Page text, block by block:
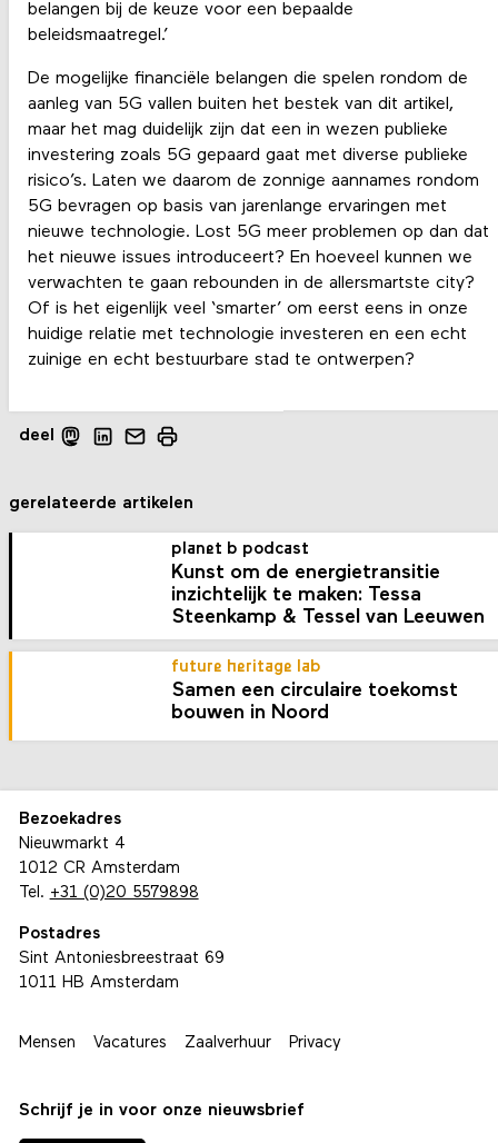
belangen bij de keuze voor een bepaalde
beleidsmaatregel.’
De mogelijke financiële belangen die spelen rondom de
aanleg van 5G vallen buiten het bestek van dit artikel,
maar het mag duidelijk zijn dat een in wezen publieke
investering zoals 5G gepaard gaat met diverse publieke
risico’s. Laten we daarom de zonnige aannames rondom
5G bevragen op basis van jarenlange ervaringen met
nieuwe technologie. Lost 5G meer problemen op dan dat
het nieuwe issues introduceert? En hoeveel kunnen we
verwachten te gaan rebounden in de allersmartste city?
Of is het eigenlijk veel ‘smarter’ om eerst eens in onze
huidige relatie met technologie investeren en een echt
zuinige en echt bestuurbare stad te ontwerpen?
deel
gerelateerde artikelen
planet b podcast
Kunst om de energietransitie
inzichtelijk te maken: Tessa
Steenkamp & Tessel van Leeuwen
future heritage lab
Samen een circulaire toekomst
bouwen in Noord
Bezoekadres
Nieuwmarkt 4
1012 CR Amsterdam
Tel. +31 (0)20 5579898
Postadres
Sint Antoniesbreestraat 69
1011 HB Amsterdam
Mensen Vacatures Zaalverhuur Privacy
Schrijf je in voor onze nieuwsbrief